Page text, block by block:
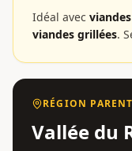
Idéal avec
viandes grillées.
RÉGION
Vallée du